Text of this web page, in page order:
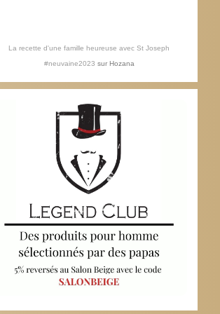
La recette d'une famille heureuse avec St Joseph
#neuvaine2023 sur Hozana